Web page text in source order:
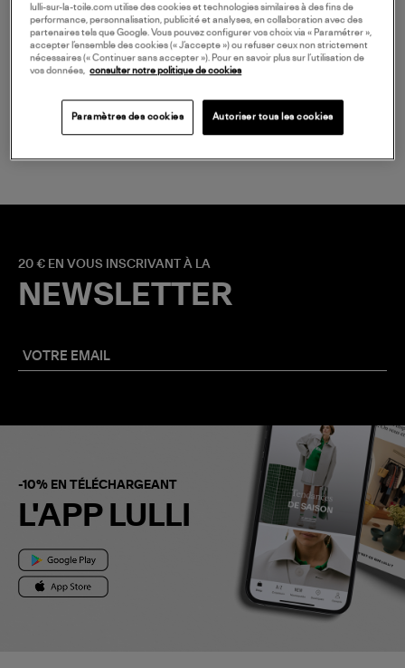
LIVRAISON GRATUITE
à partir de 150 € d'achat*
20 € EN VOUS INSCRIVANT À LA
NEWSLETTER
-10% EN TÉLÉCHARGEANT
L'APP LULLI
lulli-sur-la-toile.com utilise des cookies et technologies similaires à des fins de
performance, personnalisation, publicité et analyses, en collaboration avec des
partenaires tels que Google. Vous pouvez configurer vos choix via « Paramétrer »,
accepter l’ensemble des cookies (« J’accepte ») ou refuser ceux non strictement
nécessaires (« Continuer sans accepter »). Pour en savoir plus sur l’utilisation de
vos données, consulter notre politique de cookies
Paramètres des cookies Autoriser tous les cookies